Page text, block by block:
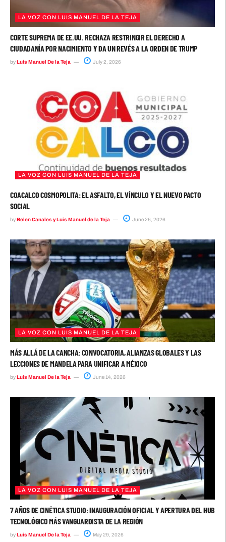
LA VOZ CON LUIS MANUEL DE LA TEJA
CORTE SUPREMA DE EE.UU. RECHAZA RESTRINGIR EL DERECHO A
CIUDADANÍA POR NACIMIENTO Y DA UN REVÉS A LA ORDEN DE TRUMP
byLuis Manuel De la Teja July 2, 2026
LA VOZ CON LUIS MANUEL DE LA TEJA
COACALCO COSMOPOLITA: EL ASFALTO, EL VÍNCULO Y EL NUEVO PACTO
SOCIAL
byBelen Canales y Luis Manuel de la Teja June 26, 2026
LA VOZ CON LUIS MANUEL DE LA TEJA
MÁS ALLÁ DE LA CANCHA: CONVOCATORIA, ALIANZAS GLOBALES Y LAS
LECCIONES DE MANDELA PARA UNIFICAR A MÉXICO
byLuis Manuel De la Teja June 14, 2026
LA VOZ CON LUIS MANUEL DE LA TEJA
7 AÑOS DE CINÉTICA STUDIO: INAUGURACIÓN OFICIAL Y APERTURA DEL HUB
TECNOLÓGICO MÁS VANGUARDISTA DE LA REGIÓN
byLuis Manuel De la Teja May 29, 2026